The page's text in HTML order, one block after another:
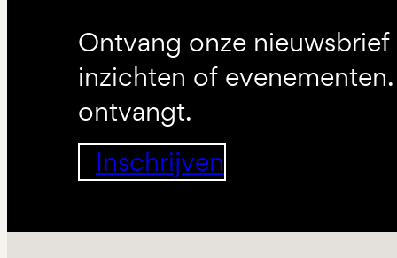
Ontvang onze
inzichten of
ontvangt.
Inschrijven